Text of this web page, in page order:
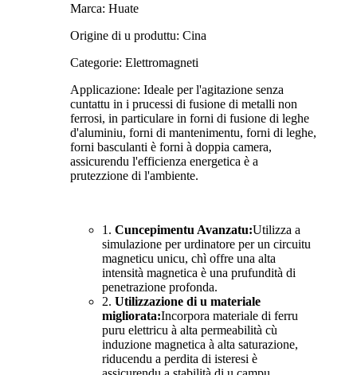
Marca: Huate
Origine di u produttu: Cina
Categorie: Elettromagneti
Applicazione: Ideale per l'agitazione senza
cuntattu in i prucessi di fusione di metalli non
ferrosi, in particulare in forni di fusione di leghe
d'aluminiu, forni di mantenimentu, forni di leghe,
forni basculanti è forni à doppia camera,
assicurendu l'efficienza energetica è a
prutezzione di l'ambiente.
1. Cuncepimentu Avanzatu:Utilizza a
simulazione per urdinatore per un circuitu
magneticu unicu, chì offre una alta
intensità magnetica è una prufundità di
penetrazione profonda.
2. Utilizzazione di u materiale
migliorata:Incorpora materiale di ferru
puru elettricu à alta permeabilità cù
induzione magnetica à alta saturazione,
riducendu a perdita di isteresi è